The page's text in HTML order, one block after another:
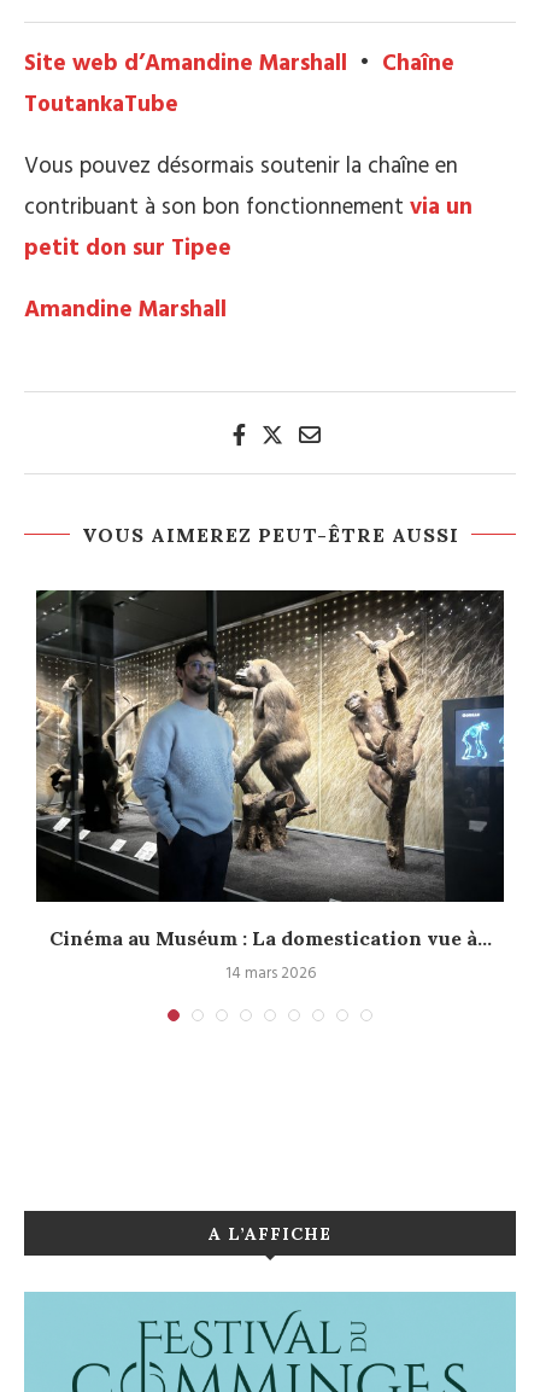
Site web d’Amandine Marshall • Chaîne
ToutankaTube
Vous pouvez désormais soutenir la chaîne en
contribuant à son bon fonctionnement via un
petit don sur Tipee
Amandine Marshall
VOUS AIMEREZ PEUT-ÊTRE AUSSI
Cinéma au Muséum : La domestication vue à...
14 mars 2026
A L’AFFICHE